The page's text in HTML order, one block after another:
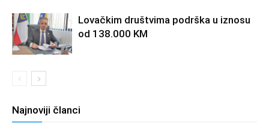
Lovačkim društvima podrška u iznosu
od 138.000 KM
Najnoviji članci